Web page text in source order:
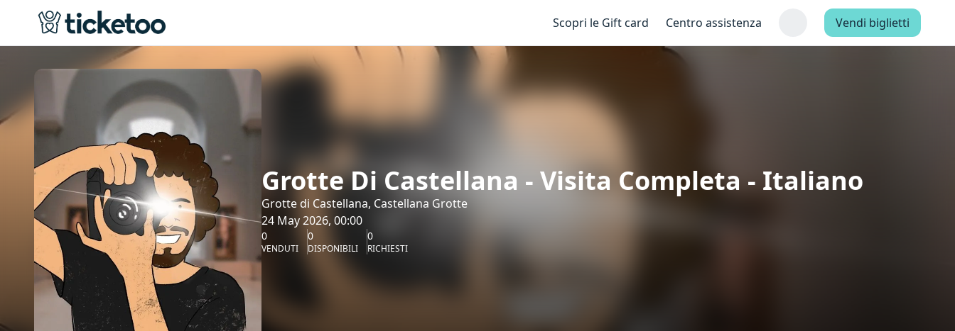
Scopri le Gift card Centro assistenza Vendi biglietti
Grotte Di Castellana - Visita Completa - Italiano
Grotte di Castellana, Castellana Grotte
24 May 2026, 00:00
0
VENDUTI
0
DISPONIBILI
0
RICHIESTI